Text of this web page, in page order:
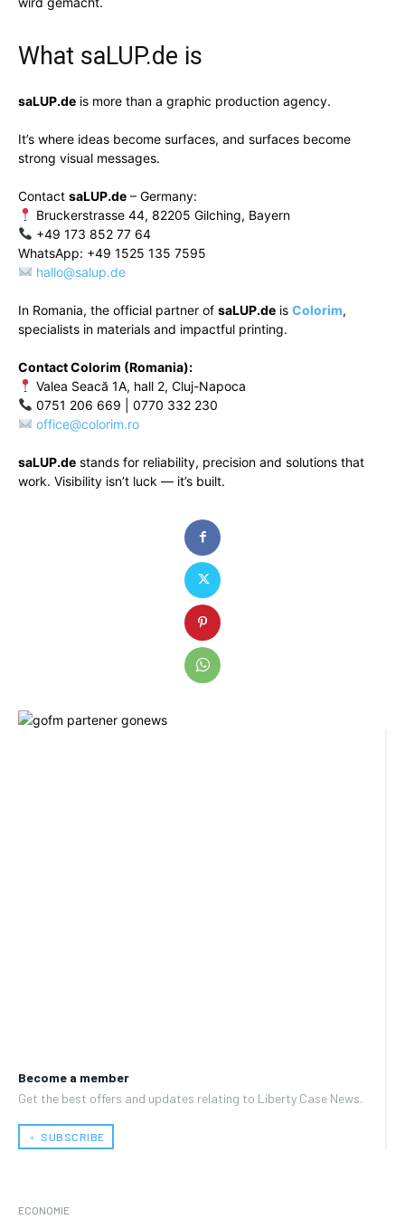
Become a member
Get the best offers and updates relating to Liberty Case News.
﹢ SUBSCRIBE
ECONOMIE
What saLUP.de is
saLUP.de is more than a graphic production agency.
It’s where ideas become surfaces, and surfaces become
strong visual messages.
Contact saLUP.de – Germany:
Bruckerstrasse 44, 82205 Gilching, Bayern
+49 173 852 77 64
WhatsApp: +49 1525 135 7595
hallo@salup.de
In Romania, the official partner of saLUP.de is Colorim,
specialists in materials and impactful printing.
Contact Colorim (Romania):
Valea Seacă 1A, hall 2, Cluj-Napoca
0751 206 669 | 0770 332 230
office@colorim.ro
saLUP.de stands for reliability, precision and solutions that
work. Visibility isn’t luck — it’s built.